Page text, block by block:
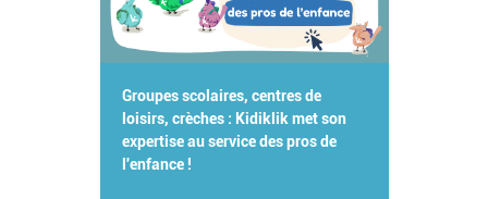
Groupes scolaires, centres de
loisirs, crèches : Kidiklik met son
expertise au service des pros de
l'enfance !